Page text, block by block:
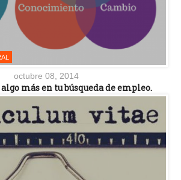
octubre 08, 2014
más en tu búsqueda de empleo.